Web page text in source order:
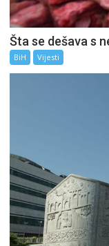
Šta se dešava s
BiH Vijesti